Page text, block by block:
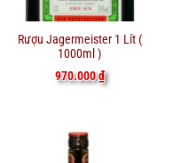
Rượu Jagermeister 1 Lít (
1000ml )
970.000₫